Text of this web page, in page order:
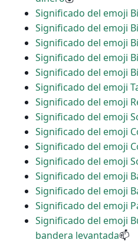
Significado del emoji
Significado del emoji
Significado del emoji
Significado del emoji
Significado del emoji
Significado del emoji
Significado del emoji
Significado del emoji
Significado del emoji
Significado del emoji
Significado del emoji
Significado del emoji
Significado del emoji
Significado del emoji
Significado del emoji
bandera levantada📫